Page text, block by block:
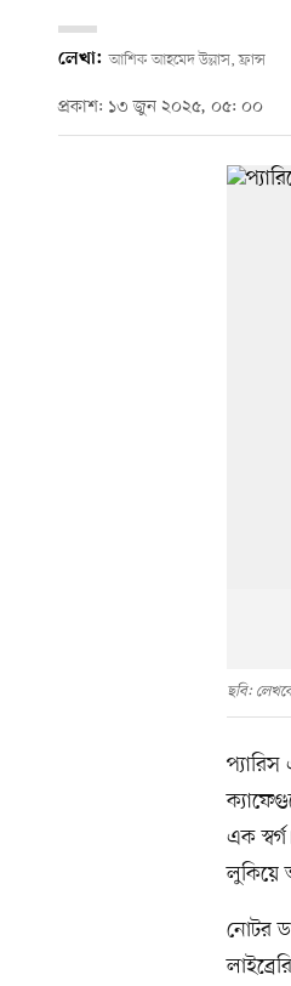
লেখা: আশিক আহমেদ উল্লাস, ফ্রান্স
প্রকাশ: ১৩ জুন ২০২৫, ০৫: ০০
ছবি:
এক
লুকিয়ে
নোটর